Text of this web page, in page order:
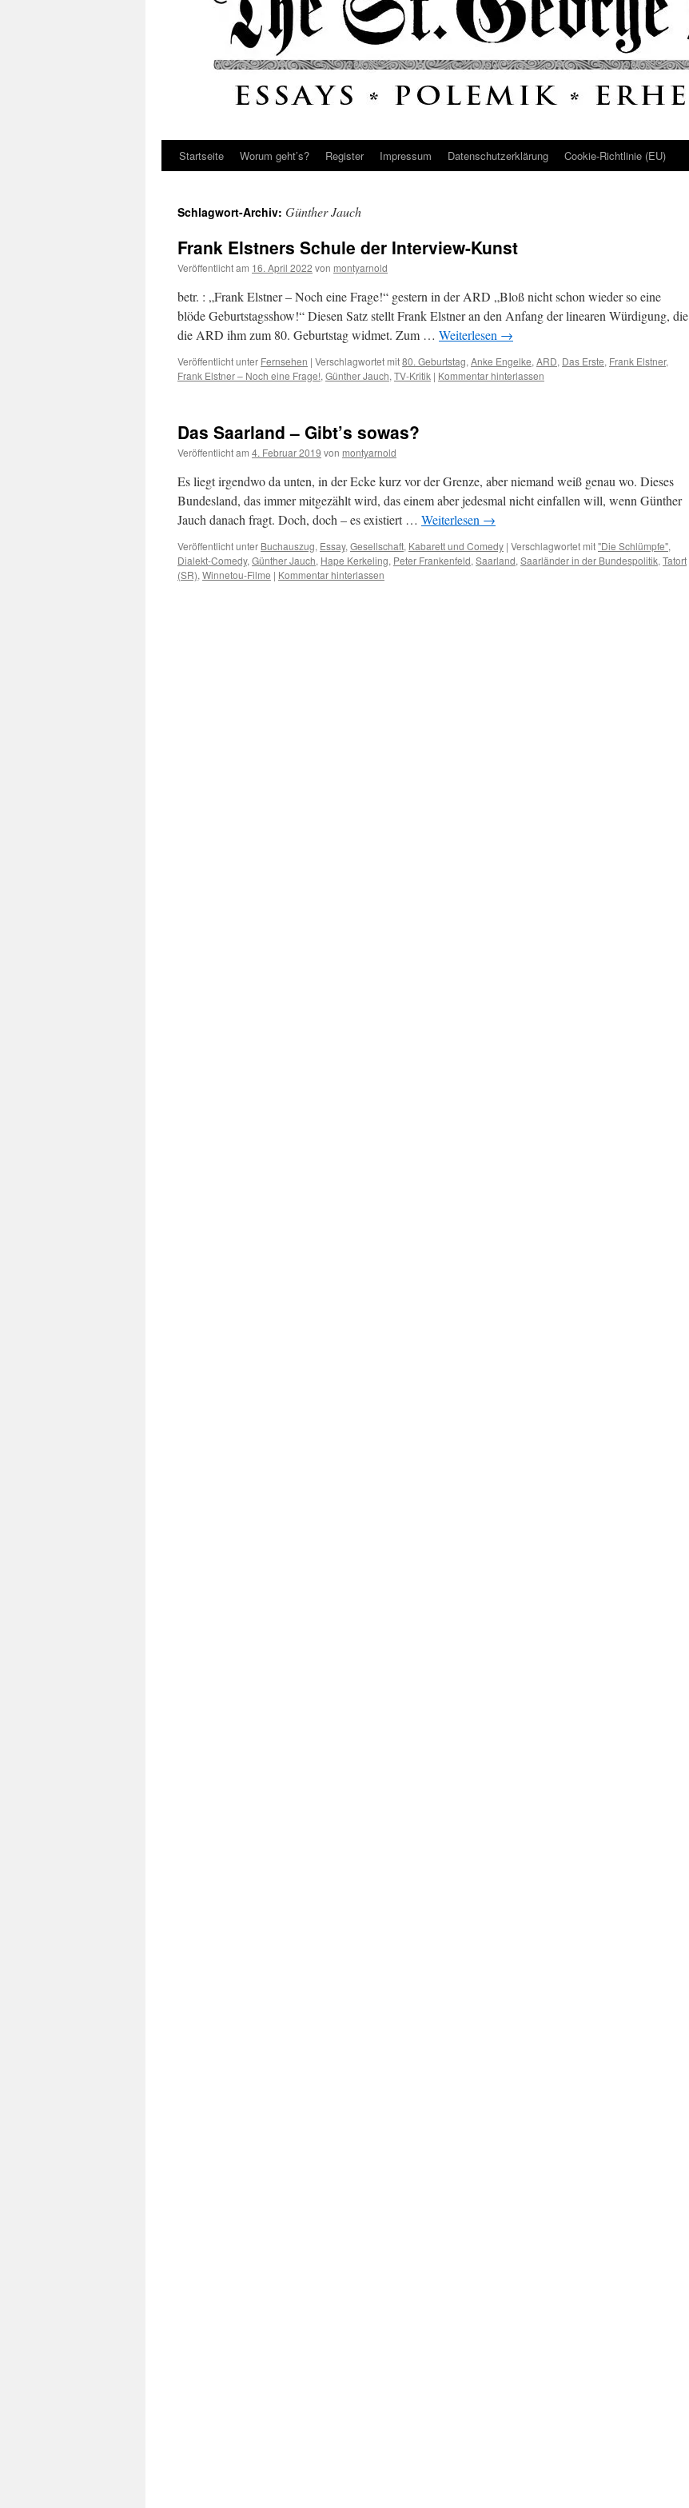
Startseite Worum geht’s? Register Impressum Datenschutz­erklärung Cookie-Richtlinie (EU)
Schlagwort-Archiv: Günther Jauch
Frank Elstners Schule der Interview-Kunst
Veröffentlicht am 16. April 2022 von montyarnold
betr. : „Frank Elstner – Noch eine Frage!“ gestern in der ARD „Bloß nicht schon wieder so eine
blöde Geburtstagsshow!“ Diesen Satz stellt Frank Elstner an den Anfang der linearen Würdigung, die
die ARD ihm zum 80. Geburtstag widmet. Zum … Weiterlesen →
Veröffentlicht unter Fernsehen | Verschlagwortet mit80. Geburtstag, Anke Engelke, ARD, Das Erste, Frank Elstner,
Frank Elstner – Noch eine Frage!, Günther Jauch, TV-Kritik | Kommentar hinterlassen
Das Saarland – Gibt’s sowas?
Veröffentlicht am 4. Februar 2019 von montyarnold
Es liegt irgendwo da unten, in der Ecke kurz vor der Grenze, aber niemand weiß genau wo. Dieses
Bundesland, das immer mitgezählt wird, das einem aber jedesmal nicht einfallen will, wenn Günther
Jauch danach fragt. Doch, doch – es existiert … Weiterlesen →
Veröffentlicht unter Buchauszug, Essay, Gesellschaft, Kabarett und Comedy | Verschlagwortet mit"Die Schlümpfe",
Dialekt-Comedy, Günther Jauch, Hape Kerkeling, Peter Frankenfeld, Saarland, Saarländer in der Bundespolitik, Tatort
(SR), Winnetou-Filme | Kommentar hinterlassen